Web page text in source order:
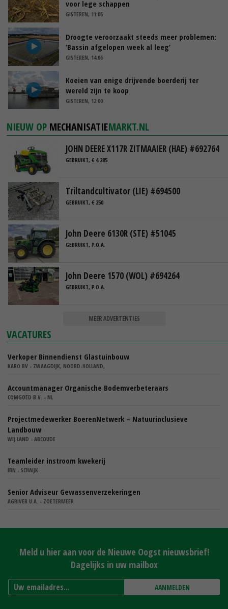
voor lege schappen
GISTEREN, 11:05
Droogte veroorzaakt steeds meer problemen:
‘Bassin afgelopen week al leeg’
GISTEREN, 14:06
Koeien van enige drijvende boerderij ter
wereld zijn te koop
GISTEREN, 12:00
NIEUW OP MECHANISATIEMARKT.NL
JOHN DEERE X117R ZITMAAIER (HAE) #692764
GEBRUIKT, € 4.285
Triltandcultivator (LIE) #694500
GEBRUIKT, € 250
John Deere 6130R (STE) #51045
GEBRUIKT, P.O.A.
John Deere 1570 (WOL) #694264
GEBRUIKT, P.O.A.
MEER ADVERTENTIES
VACATURES
Verkoper Binnendienst Glastuinbouw
KARO BV - ZWAAGDIJK, NOORD-HOLLAND,
Accountmanager Organische Bodemverbeteraars
COMGOED B.V. - NL
Projectmedewerker BoerenNetwerk – Natuurinclusieve
Landbouw
WIJ.LAND - ABCOUDE
Teamleider instroom kwekerij
IBN - SCHAIJK
Senior Adviseur Gewassenverzekeringen
AGRIVER U.A. - ZOETERMEER
Meld u hier aan voor de Nieuwe Oogst nieuwsbrief!
Dagelijks in uw mailbox
AANMELDEN